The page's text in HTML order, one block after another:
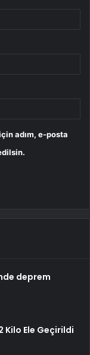
adım, e-posta
deprem
Kilo Ele Geçirildi